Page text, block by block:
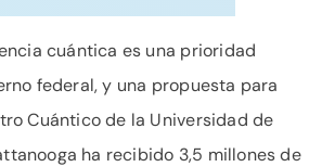
cuántica es una prioridad
federal, y una propuesta para
Cuántico de la Universidad de
ha recibido 3,5 millones de